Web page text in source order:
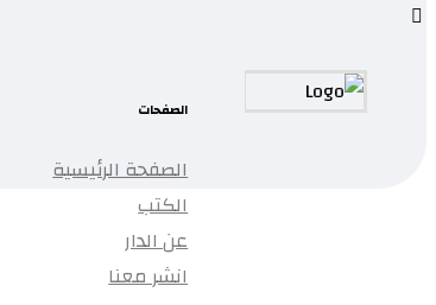
الصفحات
الصفحة الرئيسية
الكتب
عن الدار
انشر معنا